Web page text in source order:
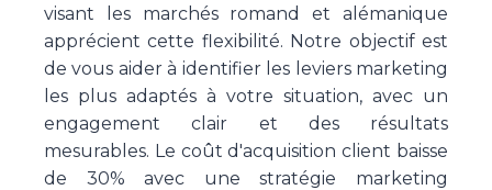
visant les marchés romand et alémanique
apprécient cette flexibilité. Notre objectif est
de vous aider à identifier les leviers marketing
les plus adaptés à votre situation, avec un
engagement clair et des résultats
mesurables. Le coût d'acquisition client baisse
de 30% avec une stratégie marketing